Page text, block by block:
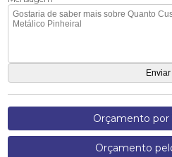
Orçamento por
Orçamento